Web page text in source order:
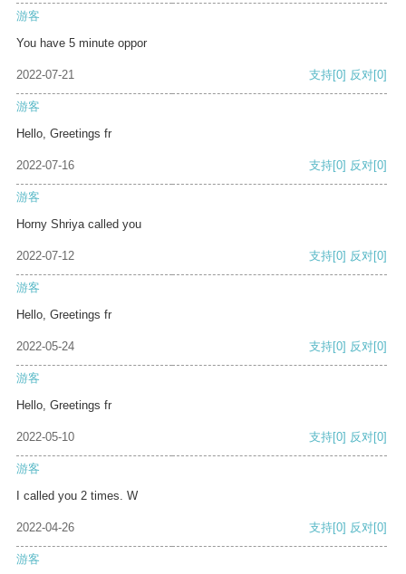
游客
You have 5 minute oppor
2022-07-21 支持[0] 反对[0]
游客
Hello, Greetings fr
2022-07-16 支持[0] 反对[0]
游客
Horny Shriya called you
2022-07-12 支持[0] 反对[0]
游客
Hello, Greetings fr
2022-05-24 支持[0] 反对[0]
游客
Hello, Greetings fr
2022-05-10 支持[0] 反对[0]
游客
I called you 2 times. W
2022-04-26 支持[0] 反对[0]
游客